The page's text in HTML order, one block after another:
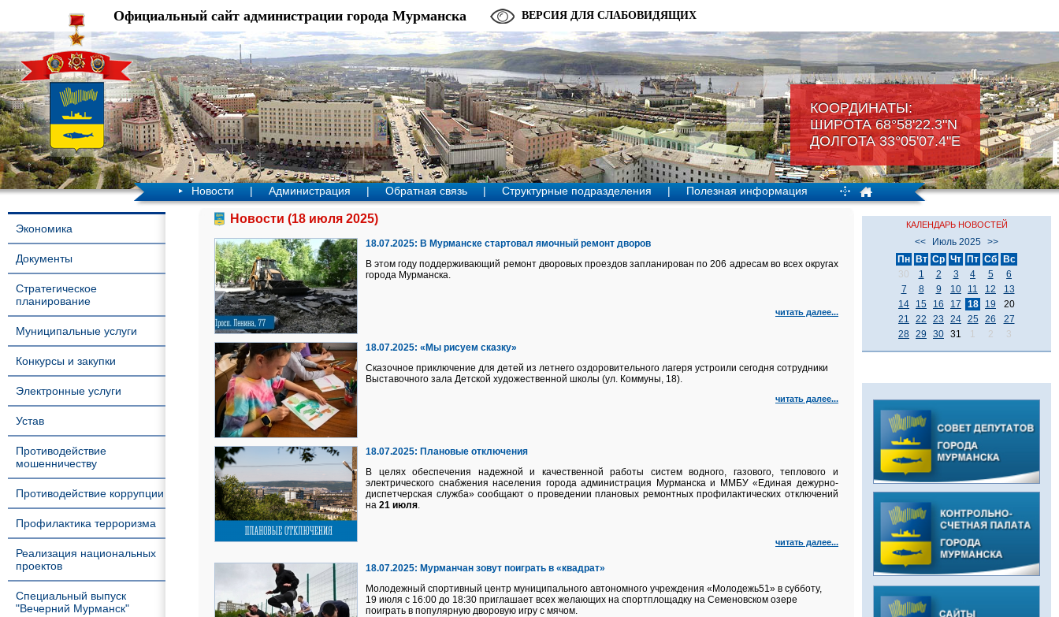
КООРДИНАТЫ:
ШИРОТА 68°58'22.3"N
ДОЛГОТА 33°05'07.4"Е
Официальный сайт администрации города Мурманска ВЕРСИЯ ДЛЯ СЛАБОВИДЯЩИХ
Новости | Администрация | Обратная связь | Структурные подразделения | Полезная информация
Экономика
Документы
Стратегическое
планирование
Муниципальные услуги
Конкурсы и закупки
Электронные услуги
Устав
Противодействие
мошенничеству
Противодействие коррупции
Профилактика терроризма
Реализация национальных
проектов
Специальный выпуск
"Вечерний Мурманск"
Новости (18 июля 2025)
18.07.2025: В Мурманске стартовал ямочный ремонт дворов
В этом году поддерживающий ремонт дворовых проездов запланирован по 206 адресам во всех округах
города Мурманска.
читать далее...
18.07.2025: «Мы рисуем сказку»
Сказочное приключение для детей из летнего оздоровительного лагеря устроили сегодня сотрудники
Выставочного зала Детской художественной школы (ул. Коммуны, 18).
читать далее...
18.07.2025: Плановые отключения
В целях обеспечения надежной и качественной работы систем водного, газового, теплового и
электрического снабжения населения города администрация Мурманска и ММБУ «Единая дежурно-
диспетчерская служба» сообщают о проведении плановых ремонтных профилактических отключений
на 21 июля.
читать далее...
18.07.2025: Мурманчан зовут поиграть в «квадрат»
Молодежный спортивный центр муниципального автономного учреждения «Молодежь51» в субботу,
19 июля с 16:00 до 18:30 приглашает всех желающих на спортплощадку на Семеновском озере
поиграть в популярную дворовую игру с мячом.
КАЛЕНДАРЬ НОВОСТЕЙ
<< Июль 2025
>>
Пн
Вт Ср Чт Пт Сб
Вс
30
1 2 3 4 5
6
7
8 9 10 11 12
13
14
15 16 17 18 19
20
21
22 23 24 25 26
27
28 29 30 31 1 2 3